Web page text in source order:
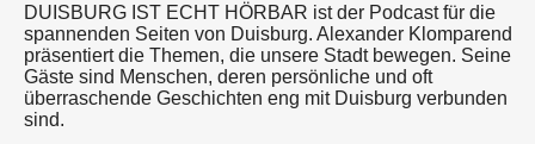
DUISBURG IST ECHT HÖRBAR ist der Podcast für die
spannenden Seiten von Duisburg. Alexander Klomparend
präsentiert die Themen, die unsere Stadt bewegen. Seine
Gäste sind Menschen, deren persönliche und oft
überraschende Geschichten eng mit Duisburg verbunden
sind.